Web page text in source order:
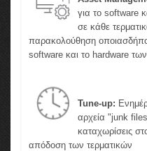
για το software
σε κάθε
παρακολούθηση
software και το hardware
Tune-up:
αρχεία "junk
καταχωρίσεις
απόδοση των τερματικών